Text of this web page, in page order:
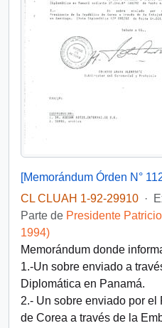
[Memorándum Órden N°
CL CLUAH 1-92-29910 ·
Parte de Presidente
1994)
Memorándum donde
1.-Un sobre enviado a
Diplomática en Panamá.
2.- Un sobre enviado por
de Corea a través de la